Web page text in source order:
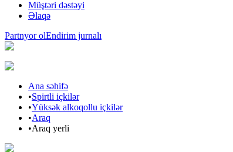
Müştəri dəstəyi
Əlaqə
Partnyor olEndirim jurnalı
Ana səhifə
•Spirtli içkilər
•Yüksək alkoqollu içkilər
•Araq
•Araq yerli